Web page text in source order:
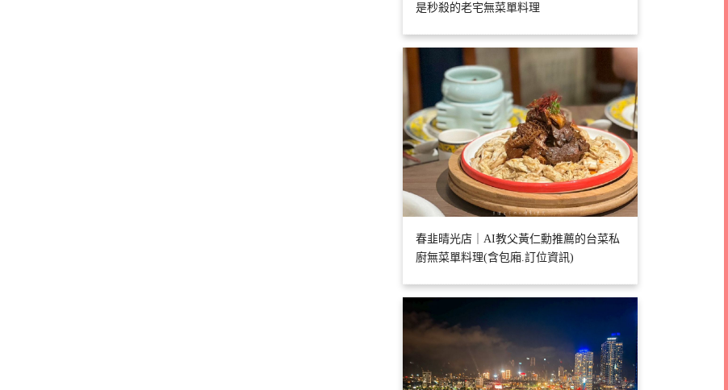
是秒殺的老宅無菜單料理
春韭晴光店｜AI教父黃仁勳推薦的台菜私
廚無菜單料理(含包廂.訂位資訊)